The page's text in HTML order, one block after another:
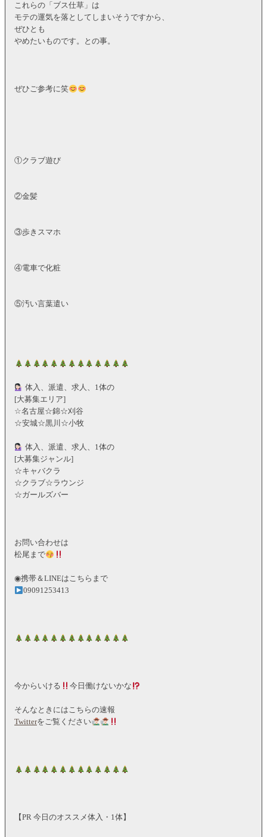
これらの「ブス仕草」は
モテの運気を落としてしまいそうですから、
ぜひとも
やめたいものです。との事。
ぜひご参考に笑
①クラブ遊び
②金髪
③歩きスマホ
④電車で化粧
⑤汚い言葉遣い
体入、派遣、求人、1体の
[大募集エリア]
☆名古屋☆錦☆刈谷
☆安城☆黒川☆小牧
体入、派遣、求人、1体の
[大募集ジャンル]
☆キャバクラ
☆クラブ☆ラウンジ
☆ガールズバー
お問い合わせは
松尾まで
◉携帯＆LINEはこちらまで
09091253413
今からいける 今日働けないかな
そんなときにはこちらの速報
Twitterをご覧ください
【PR 今日のオススメ体入・1体】